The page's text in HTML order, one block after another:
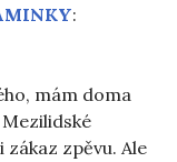
:
mám doma
zpěvu. Ale